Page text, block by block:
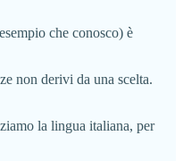
che conosco) è
non derivi da una scelta.
la lingua italiana, per